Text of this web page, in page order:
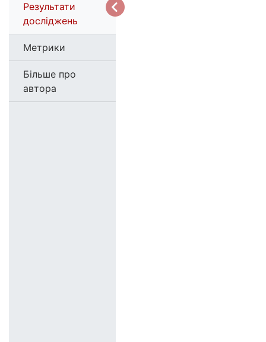
Результати
досліджень
Метрики
Більше про
автора